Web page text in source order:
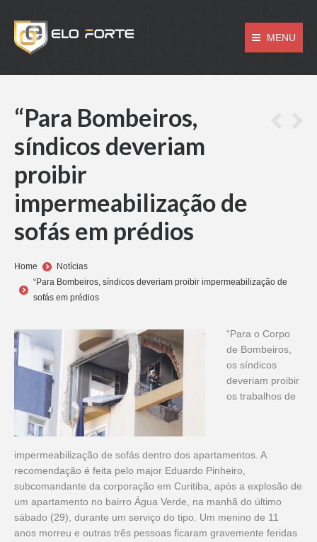
MENU
“Para Bombeiros,
síndicos deveriam
proibir
impermeabilização de
sofás em prédios
You are here:
Home
Notícias
“Para Bombeiros, síndicos deveriam proibir impermeabilização de
sofás em prédios
“Para o Corpo
de Bombeiros,
os síndicos
deveriam proibir
os trabalhos de
impermeabilização de sofás dentro dos apartamentos. A
recomendação é feita pelo major Eduardo Pinheiro,
subcomandante da corporação em Curitiba, após a explosão de
um apartamento no bairro Água Verde, na manhã do último
sábado (29), durante um serviço do tipo. Um menino de 11
anos morreu e outras três pessoas ficaram gravemente feridas